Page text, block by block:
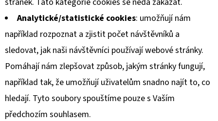
Analytické/statistické cookies: umožňují nám
například rozpoznat a zjistit počet návštěvníků a
sledovat, jak naši návštěvníci používají webové stránky.
Pomáhají nám zlepšovat způsob, jakým stránky fungují,
například tak, že umožňují uživatelům snadno najít to, co
hledají. Tyto soubory spouštíme pouze s Vaším
předchozím souhlasem.